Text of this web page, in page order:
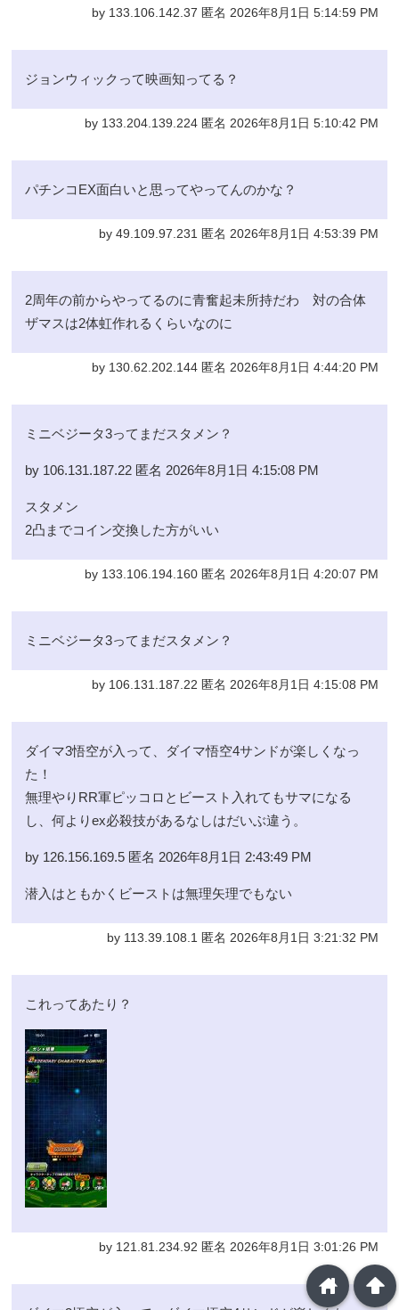
by 133.106.142.37 匿名 2026年8月1日 5:14:59 PM
ジョンウィックって映画知ってる？
by 133.204.139.224 匿名 2026年8月1日 5:10:42 PM
パチンコEX面白いと思ってやってんのかな？
by 49.109.97.231 匿名 2026年8月1日 4:53:39 PM
2周年の前からやってるのに青奮起未所持だわ 対の合体
ザマスは2体虹作れるくらいなのに
by 130.62.202.144 匿名 2026年8月1日 4:44:20 PM
ミニベジータ3ってまだスタメン？
by 106.131.187.22 匿名 2026年8月1日 4:15:08 PM
スタメン
2凸までコイン交換した方がいい
by 133.106.194.160 匿名 2026年8月1日 4:20:07 PM
ミニベジータ3ってまだスタメン？
by 106.131.187.22 匿名 2026年8月1日 4:15:08 PM
ダイマ3悟空が入って、ダイマ悟空4サンドが楽しくなっ
た！
無理やりRR軍ピッコロとビースト入れてもサマになる
し、何よりex必殺技があるなしはだいぶ違う。
by 126.156.169.5 匿名 2026年8月1日 2:43:49 PM
潜入はともかくビーストは無理矢理でもない
by 113.39.108.1 匿名 2026年8月1日 3:21:32 PM
これってあたり？
by 121.81.234.92 匿名 2026年8月1日 3:01:26 PM
arrowup
home